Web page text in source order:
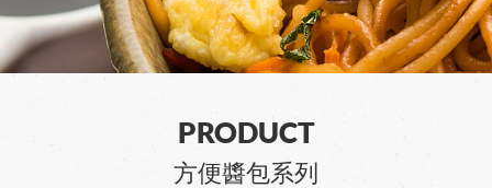
PRODUCT
方便醬包系列